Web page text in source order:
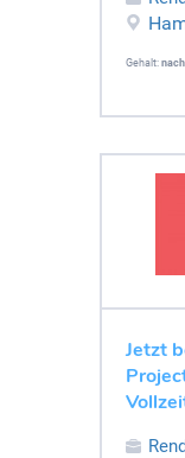
Gehalt:
Jetzt